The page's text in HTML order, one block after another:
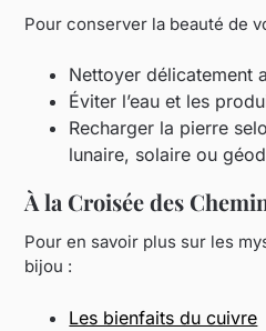
Pour conserver la beauté de
Nettoyer délicatement
Éviter l’eau et les
Recharger la pierre
lunaire, solaire ou
À la Croisée des
Pour en savoir plus sur les
bijou :
Les bienfaits du cuivre